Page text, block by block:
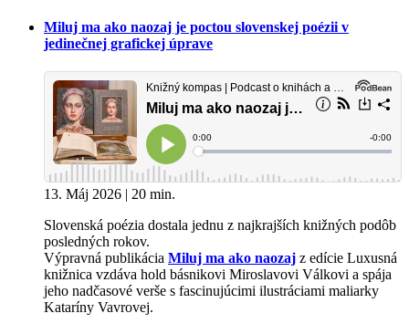
Miluj ma ako naozaj je poctou slovenskej poézii v
jedinečnej grafickej úprave
13. Máj 2026 | 20 min.
Slovenská poézia dostala jednu z najkrajších knižných podôb
posledných rokov.
Výpravná publikácia Miluj ma ako naozaj z edície Luxusná
knižnica vzdáva hold básnikovi Miroslavovi Válkovi a spája
jeho nadčasové verše s fascinujúcimi ilustráciami maliarky
Kataríny Vavrovej.